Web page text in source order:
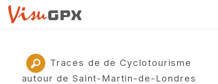
Traces de de Cyclotourisme
autour de Saint-Martin-de-Londres